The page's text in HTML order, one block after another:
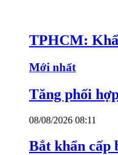
TPHCM:
Mới nhất
Tăng phối
08/08/2026 08:11
Bắt khẩn cấp